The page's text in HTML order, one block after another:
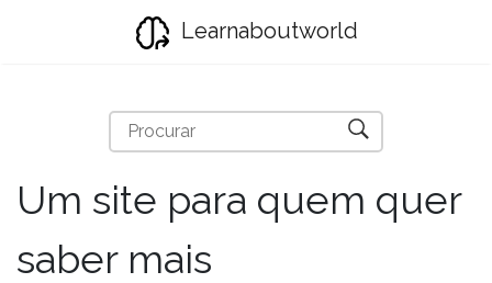
Learnaboutworld
Um site para quem quer
saber mais